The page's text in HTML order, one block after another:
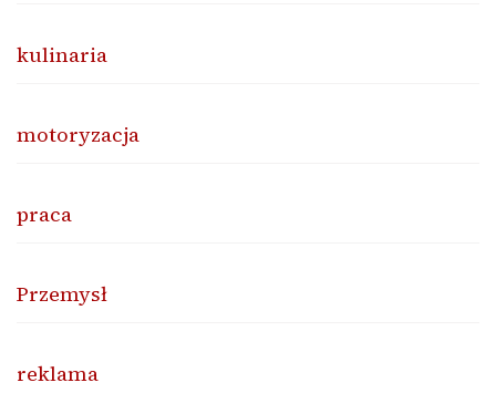
kulinaria
motoryzacja
praca
Przemysł
reklama